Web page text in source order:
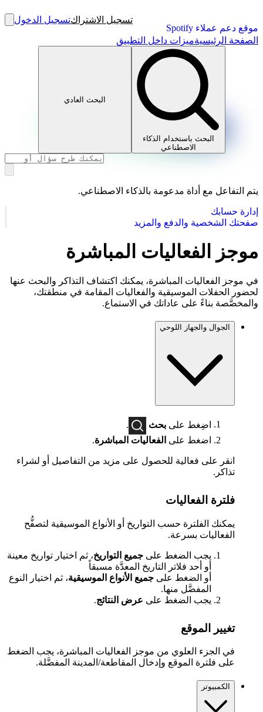
موقع دعم عملاء Spotify
تسجيل الاشتراكتسجيل الدخول
الصفحة الرئيسيةميزات داخل التطبيق
البحث باستخدام الذكاء
الاصطناعي
البحث العادي
يتم التفاعل مع أداة مدعومة بالذكاء الاصطناعي.
إدارة حسابك
صفحتك الشخصية والدفع والمزيد
موجز الفعاليات المباشرة
في موجز الفعاليات المباشرة، يمكنك اكتشاف التذاكر والبحث عنها
لحضور الحفلات الموسيقية والفعاليات المقامة في منطقتك،
والمخصَّصة بناءً على عاداتك في الاستماع.
الجوال والجهاز اللوحي
اضِغط على بحث
.
اضغط على الفعاليات المباشرة.
انقر على فعالية للحصول على مزيد من التفاصيل أو لشراء
تذاكر.
فلترة الفعاليات
يمكنك الفلترة حسب التواريخ أو الأنواع الموسيقية لتصفُّح
الفعاليات بسرعة.
يجب الضغط على جميع التواريخ، ثم اختيار تواريخ معينة
أو أحد فلاتر التاريخ المعدَّة مسبقاً
أو الضغط على جميع الأنواع الموسيقية، ثم اختيار النوع
المفضَّل منها.
يجب الضغط على عرض النتائج.
تغيير الموقع
في الجزء العلوي من موجز الفعاليات المباشرة، يجب الضغط
على فلترة الموقع وإدخال المقاطعة/المدينة المفضَّلة.
الكمبيوتر